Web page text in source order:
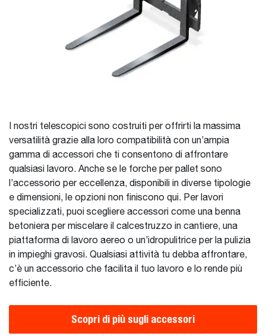
I nostri telescopici sono costruiti per offrirti la massima
versatilità grazie alla loro compatibilità con un’ampia
gamma di accessori che ti consentono di affrontare
qualsiasi lavoro. Anche se le forche per pallet sono
l’accessorio per eccellenza, disponibili in diverse tipologie
e dimensioni, le opzioni non finiscono qui. Per lavori
specializzati, puoi scegliere accessori come una benna
betoniera per miscelare il calcestruzzo in cantiere, una
piattaforma di lavoro aereo o un’idropulitrice per la pulizia
in impieghi gravosi. Qualsiasi attività tu debba affrontare,
c’è un accessorio che facilita il tuo lavoro e lo rende più
efficiente.
Scopri di più sugli accessori